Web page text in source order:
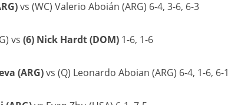
vs (WC) Valerio Aboián (ARG) 6-4, 3-6, 6-3
vs (6) Nick Hardt (DOM)1-6, 1-6
(ARG)vs (Q) Leonardo Aboian (ARG) 6-4, 1-6, 6-1